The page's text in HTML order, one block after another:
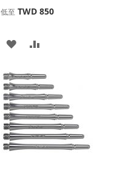
低至 TWD 850
添
到
收
藏
夾
並
比
較